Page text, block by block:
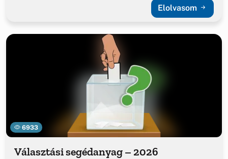
Elolvasom
6933
Választási segédanyag – 2026